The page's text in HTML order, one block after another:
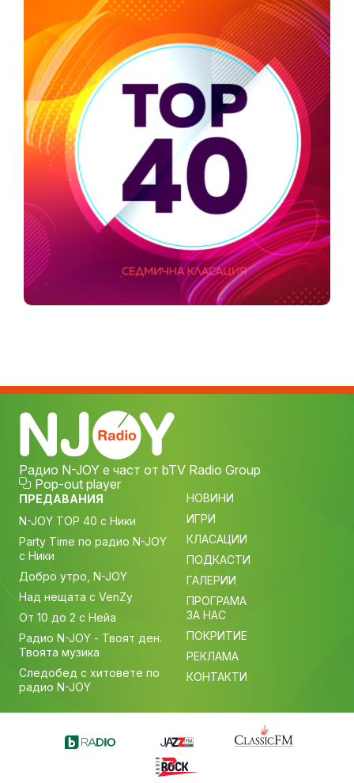
Радио N-JOY е част от bTV Radio Group
Pop-out player
ПРЕДАВАНИЯ
N-JOY TOP 40 с Ники
Party Time по радио N-JOY
с Ники
Добро утро, N-JOY
Над нещата с VenZy
От 10 до 2 с Нейа
Радио N-JOY - Твоят ден.
Твоята музика
Следобед с хитовете по
радио N-JOY
НОВИНИ
ИГРИ
КЛАСАЦИИ
ПОДКАСТИ
ГАЛЕРИИ
ПРОГРАМА
ЗА НАС
ПОКРИТИЕ
РЕКЛАМА
КОНТАКТИ